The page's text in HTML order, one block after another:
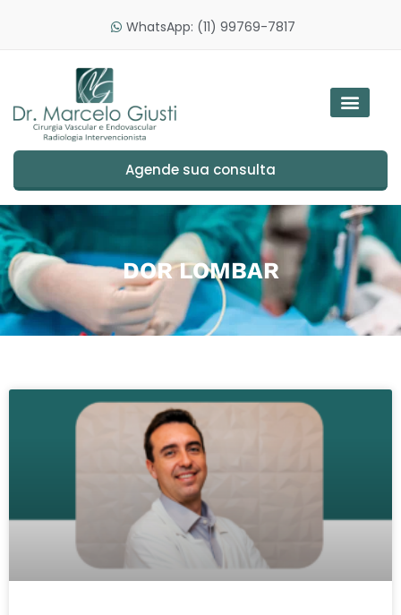
WhatsApp: (11) 99769-7817
Agende sua consulta
DOR LOMBAR